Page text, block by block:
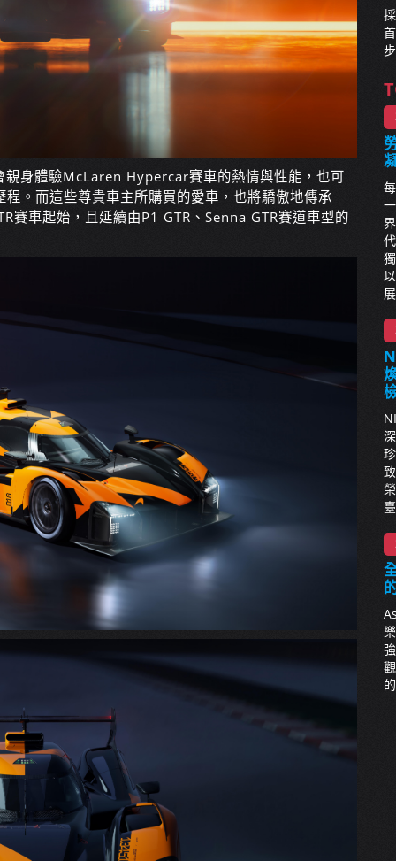
親身體驗McLaren Hypercar賽車的熱情與性能，也可
。而這些尊貴車主所購買的愛車，也將驕傲地傳承
車起始，且延續由P1 GTR、Senna GTR賽道車型的